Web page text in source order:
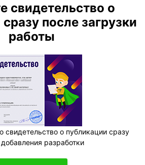
свидетельство о
после загрузки
работы
свидетельство о публикации сразу
разработки